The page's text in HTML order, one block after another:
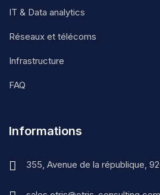
IT & Data analytics
Réseaux et télécoms
Infrastructure
FAQ
Informations
355, Avenue de la république,